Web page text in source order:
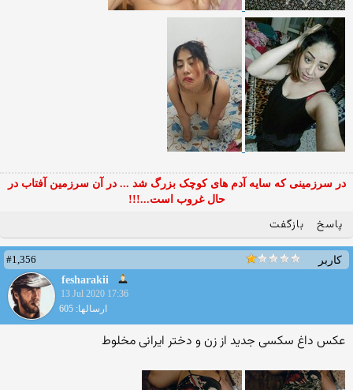
در سرزمینی که سایه آدم های کوچک بزرگ شد ... در آن سرزمین آفتاب در
حال غروب است...!!!
پاسخ بازگفت
کاربر
#1,356
fesharakii
13 Jul 2020 17:36
ارسالها: 605
عکس داغ سکسی جدید از زن و دختر ایرانی مخلوط